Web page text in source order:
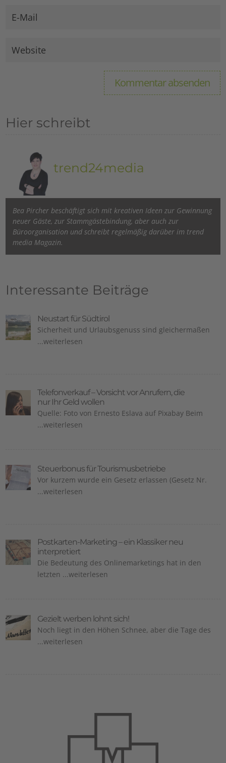
Hier schreibt
trend24media
Bea Pircher beschäftigt sich mit kreativen Ideen zur Gewinnung
neuer Gäste, zur Stammgästebindung, aber auch zur
Büroorganisation und schreibt regelmäßig darüber im trend
media Magazin.
Interessante Beiträge
Neustart für Südtirol
Sicherheit und Urlaubsgenuss sind gleichermaßen
...weiterlesen
Telefonverkauf – Vorsicht vor Anrufern, die
nur Ihr Geld wollen
Quelle: Foto von Ernesto Eslava auf Pixabay Beim
...weiterlesen
Steuerbonus für Tourismusbetriebe
Vor kurzem wurde ein Gesetz erlassen (Gesetz Nr.
...weiterlesen
Postkarten-Marketing – ein Klassiker neu
interpretiert
Die Bedeutung des Onlinemarketings hat in den
letzten ...weiterlesen
Gezielt werben lohnt sich!
Noch liegt in den Höhen Schnee, aber die Tage des
...weiterlesen